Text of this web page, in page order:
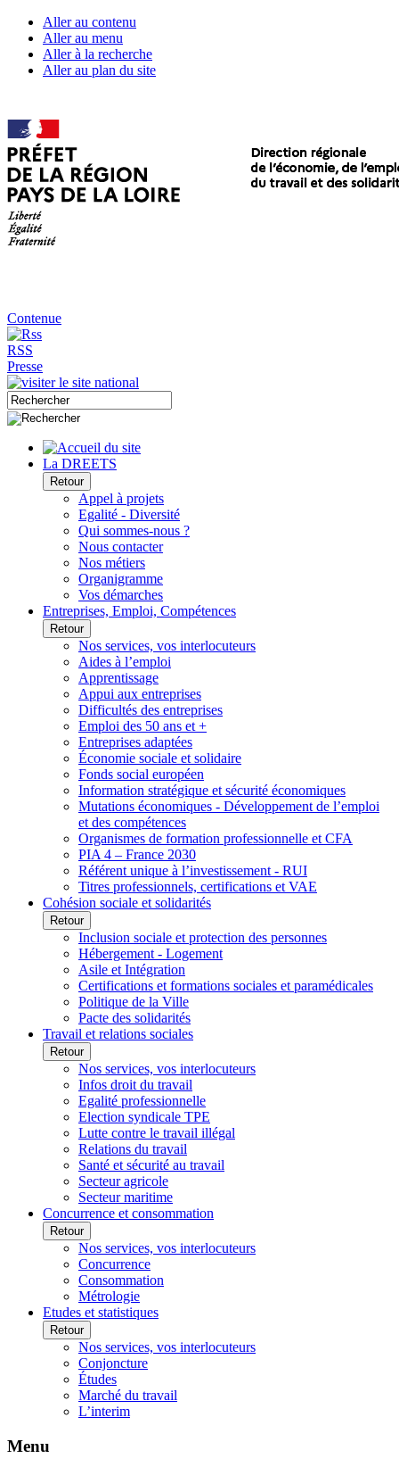
Aller au contenu
Aller au menu
Aller à la recherche
Aller au plan du site
Contenue
RSS
Presse
La DREETS
Retour
Appel à projets
Egalité - Diversité
Qui sommes-nous ?
Nous contacter
Nos métiers
Organigramme
Vos démarches
Entreprises, Emploi, Compétences
Retour
Nos services, vos interlocuteurs
Aides à l’emploi
Apprentissage
Appui aux entreprises
Difficultés des entreprises
Emploi des 50 ans et +
Entreprises adaptées
Économie sociale et solidaire
Fonds social européen
Information stratégique et sécurité économiques
Mutations économiques - Développement de l’emploi
et des compétences
Organismes de formation professionnelle et CFA
PIA 4 – France 2030
Référent unique à l’investissement - RUI
Titres professionnels, certifications et VAE
Cohésion sociale et solidarités
Retour
Inclusion sociale et protection des personnes
Hébergement - Logement
Asile et Intégration
Certifications et formations sociales et paramédicales
Politique de la Ville
Pacte des solidarités
Travail et relations sociales
Retour
Nos services, vos interlocuteurs
Infos droit du travail
Egalité professionnelle
Election syndicale TPE
Lutte contre le travail illégal
Relations du travail
Santé et sécurité au travail
Secteur agricole
Secteur maritime
Concurrence et consommation
Retour
Nos services, vos interlocuteurs
Concurrence
Consommation
Métrologie
Etudes et statistiques
Retour
Nos services, vos interlocuteurs
Conjoncture
Études
Marché du travail
L’interim
Menu